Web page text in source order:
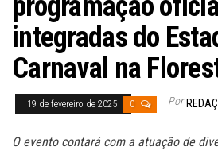
integradas do
Carnaval na
19 de fevereiro de 2025 0 Por
O evento contará com a atuação de